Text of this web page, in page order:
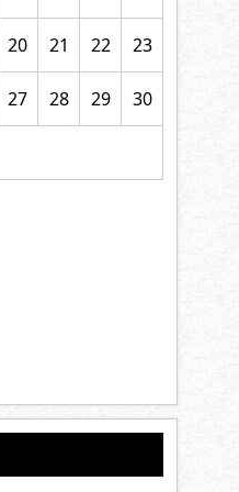
20 21 22 23
27 28 29 30